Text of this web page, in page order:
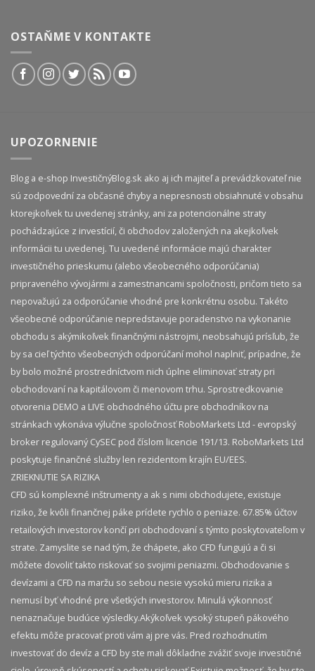
OSTAŇME V KONTAKTE
UPOZORNENIE
Blog a e-shop InvestičnýBlog.sk ako aj ich majiteľ a prevádzkovateľ nie
sú zodpovední za občasné chyby a nepresnosti obsiahnuté v obsahu
ktorejkoľvek tu uvedenej stránky, ani za potencionálne straty
pochádzajúce z investícií, či obchodov založených na akejkoľvek
informácii tu uvedenej. Tu uvedené informácie majú charakter
investičného prieskumu (alebo všeobecného odporúčania)
pripraveného vývojármi a zamestnancami spoločnosti, pričom tieto sa
nepovažujú za odporúčanie vhodné pre konkrétnu osobu. Takéto
všeobecné odporúčanie nepredstavuje poradenstvo na vykonanie
obchodu s akýmikoľvek finančnými nástrojmi, neobsahujú prísľub, že
by sa cieľ týchto všeobecných odporúčaní mohol naplniť, prípadne, že
by bolo možné prostredníctvom nich úplne eliminovať straty pri
obchodovaní na kapitálovom či menovom trhu. Sprostredkovanie
otvorenia DEMO a LIVE obchodného účtu pre obchodníkov na
stránkach vykonáva výlučne spoločnosť RoboMarkets Ltd - evropský
broker regulovaný CySEC pod číslom licencie 191/13. RoboMarkets Ltd
poskytuje finančné služby len rezidentom krajín EU/EES.
ZRIEKNUTIE SA RIZIKA
CFD sú komplexné inštrumenty a ak s nimi obchodujete, existuje
riziko, že kvôli finančnej páke prídete rychlo o peniaze. 67.85% účtov
retailových investorov končí pri obchodovaní s týmto poskytovateľom v
strate. Zamyslite se nad tým, že chápete, ako CFD fungujú a či si
môžete dovoliť takto riskovať so svojimi peniazmi. Obchodovanie s
devízami a CFD na maržu so sebou nesie vysokú mieru rizika a
nemusí byť vhodné pre všetkých investorov. Minulá výkonnosť
nenaznačuje budúce výsledky.​ Akýkoľvek vysoký stupeň pákového
efektu môže pracovať proti vám aj pre vás. Pred rozhodnutím
investovať do devíz a CFD by ste mali dôkladne zvážiť svoje investičné